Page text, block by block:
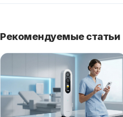
Рекомендуемые статьи